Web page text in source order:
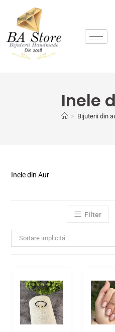
Inele
> Bijuterii din
Inele din Aur
Filter
Sortare implicită